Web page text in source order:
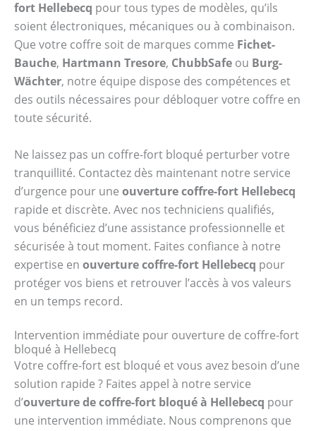
fort Hellebecq pour tous types de modèles, qu’ils
soient électroniques, mécaniques ou à combinaison.
Que votre coffre soit de marques comme Fichet-
Bauche, Hartmann Tresore, ChubbSafe ou Burg-
Wächter, notre équipe dispose des compétences et
des outils nécessaires pour débloquer votre coffre en
toute sécurité.
Ne laissez pas un coffre-fort bloqué perturber votre
tranquillité. Contactez dès maintenant notre service
d’urgence pour une ouverture coffre-fort Hellebecq
rapide et discrète. Avec nos techniciens qualifiés,
vous bénéficiez d’une assistance professionnelle et
sécurisée à tout moment. Faites confiance à notre
expertise en ouverture coffre-fort Hellebecq pour
protéger vos biens et retrouver l’accès à vos valeurs
en un temps record.
Intervention immédiate pour ouverture de coffre-fort
bloqué à Hellebecq
Votre coffre-fort est bloqué et vous avez besoin d’une
solution rapide ? Faites appel à notre service
d’ouverture de coffre-fort bloqué à Hellebecq pour
une intervention immédiate. Nous comprenons que